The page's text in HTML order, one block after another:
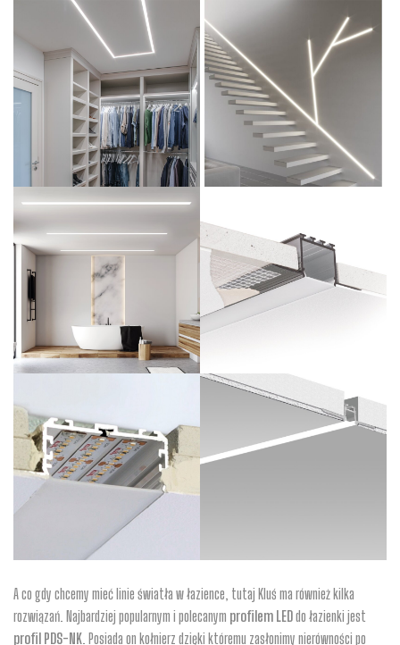
A co gdy chcemy mieć linie światła w łazience, tutaj Kluś ma również kilka
rozwiązań. Najbardziej popularnym i polecanym profilem LEDdo łazienki jest
profil PDS-NK . Posiada on kołnierz dzięki któremu zasłonimy nierówności po